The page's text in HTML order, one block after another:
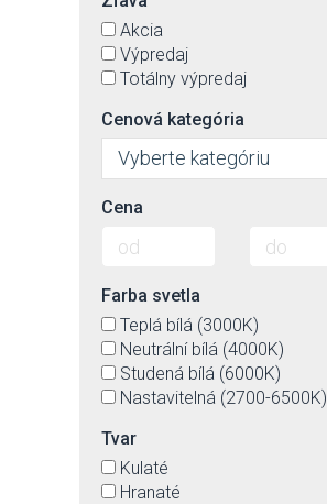
Akcia
Výpredaj
Totálny výpredaj
Cenová kategória
Vyberte kategóriu
Cena
Farba svetla
Teplá bílá (3000K)
Neutrální bílá (4000K)
Studená bílá (6000K)
Nastavitelná (2700-6500K)
Tvar
Kulaté
Hranaté